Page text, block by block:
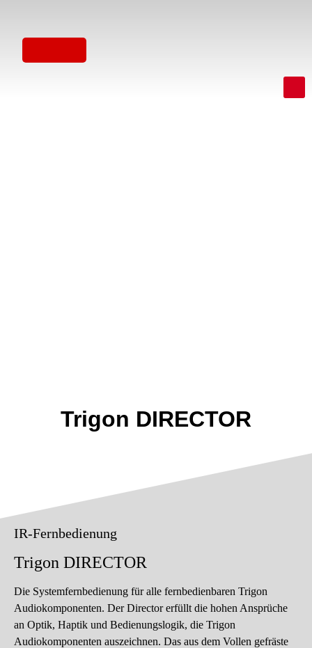
Trigon DIRECTOR
IR-Fernbedienung
Trigon DIRECTOR
Die Systemfernbedienung für alle fernbedienbaren Trigon
Audiokomponenten. Der Director erfüllt die hohen Ansprüche
an Optik, Haptik und Bedienungslogik, die Trigon
Audiokomponenten auszeichnen. Das aus dem Vollen gefräste